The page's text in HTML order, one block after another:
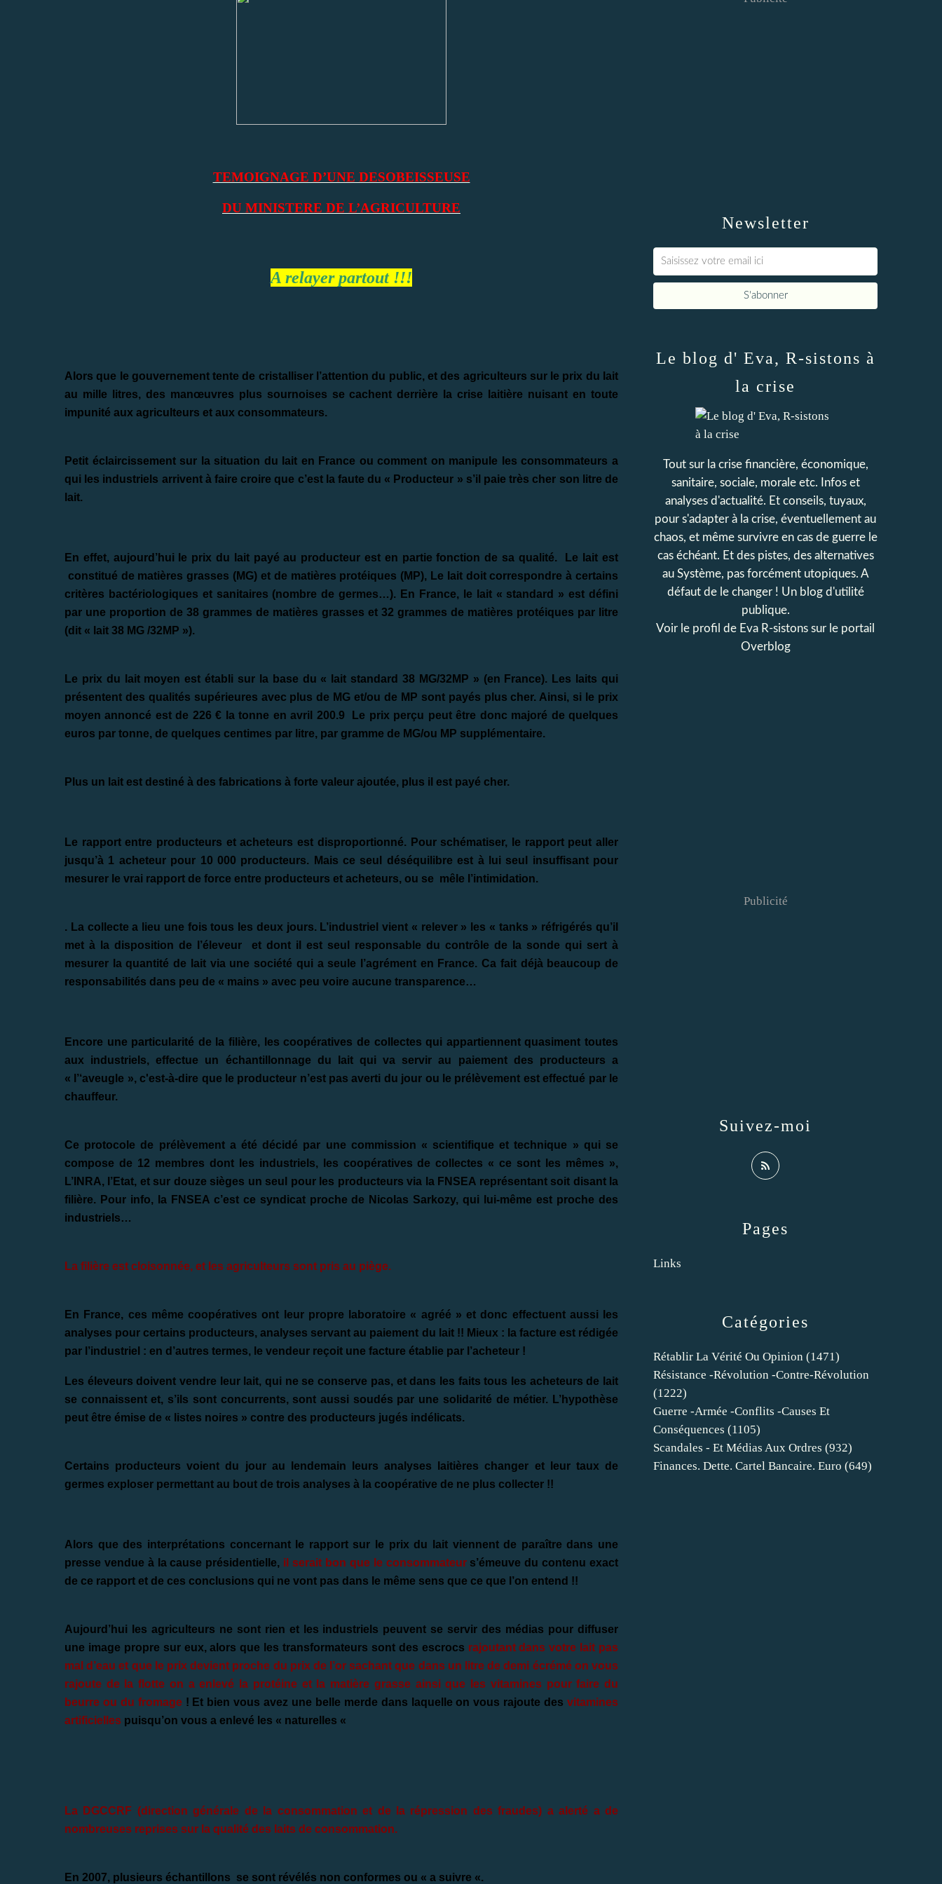
TEMOIGNAGE D’UNE DESOBEISSEUSE
DU MINISTERE DE L’AGRICULTURE
A relayer partout !!!
Alors que le gouvernement tente de cristalliser l’attention du public, et des agriculteurs sur le prix du lait
au mille litres, des manœuvres plus sournoises se cachent derrière la crise laitière nuisant en toute
impunité aux agriculteurs et aux consommateurs.
Petit éclaircissement sur la situation du lait en France ou comment on manipule les consommateurs a
qui les industriels arrivent à faire croire que c’est la faute du « Producteur » s’il paie très cher son litre de
lait.
En effet, aujourd’hui le prix du lait payé au producteur est en partie fonction de sa qualité. Le lait est
constitué de matières grasses (MG) et de matières protéiques (MP), Le lait doit correspondre à certains
critères bactériologiques et sanitaires (nombre de germes…). En France, le lait « standard » est défini
par une proportion de 38 grammes de matières grasses et 32 grammes de matières protéiques par litre
(dit « lait 38 MG /32MP »).
Le prix du lait moyen est établi sur la base du « lait standard 38 MG/32MP » (en France). Les laits qui
présentent des qualités supérieures avec plus de MG et/ou de MP sont payés plus cher. Ainsi, si le prix
moyen annoncé est de 226 € la tonne en avril 200.9 Le prix perçu peut être donc majoré de quelques
euros par tonne, de quelques centimes par litre, par gramme de MG/ou MP supplémentaire.
Plus un lait est destiné à des fabrications à forte valeur ajoutée, plus il est payé cher.
Le rapport entre producteurs et acheteurs est disproportionné. Pour schématiser, le rapport peut aller
jusqu’à 1 acheteur pour 10 000 producteurs. Mais ce seul déséquilibre est à lui seul insuffisant pour
mesurer le vrai rapport de force entre producteurs et acheteurs, ou se mêle l’intimidation.
. La collecte a lieu une fois tous les deux jours. L’industriel vient « relever » les « tanks » réfrigérés qu’il
met à la disposition de l’éleveur et dont il est seul responsable du contrôle de la sonde qui sert à
mesurer la quantité de lait via une société qui a seule l’agrément en France. Ca fait déjà beaucoup de
responsabilités dans peu de « mains » avec peu voire aucune transparence…
Encore une particularité de la filière, les coopératives de collectes qui appartiennent quasiment toutes
aux industriels, effectue un échantillonnage du lait qui va servir au paiement des producteurs a
« l’‘aveugle », c'est-à-dire que le producteur n’est pas averti du jour ou le prélèvement est effectué par le
chauffeur.
Ce protocole de prélèvement a été décidé par une commission « scientifique et technique » qui se
compose de 12 membres dont les industriels, les coopératives de collectes « ce sont les mêmes »,
L’INRA, l’Etat, et sur douze sièges un seul pour les producteurs via la FNSEA représentant soit disant la
filière. Pour info, la FNSEA c’est ce syndicat proche de Nicolas Sarkozy, qui lui-même est proche des
industriels…
La filière est cloisonnée, et les agriculteurs sont pris au piège.
En France, ces même coopératives ont leur propre laboratoire « agréé » et donc effectuent aussi les
analyses pour certains producteurs, analyses servant au paiement du lait !! Mieux : la facture est rédigée
par l’industriel : en d’autres termes, le vendeur reçoit une facture établie par l’acheteur !
Les éleveurs doivent vendre leur lait, qui ne se conserve pas, et dans les faits tous les acheteurs de lait
se connaissent et, s’ils sont concurrents, sont aussi soudés par une solidarité de métier. L’hypothèse
peut être émise de « listes noires » contre des producteurs jugés indélicats.
Certains producteurs voient du jour au lendemain leurs analyses laitières changer et leur taux de
germes exploser permettant au bout de trois analyses à la coopérative de ne plus collecter !!
Alors que des interprétations concernant le rapport sur le prix du lait viennent de paraître dans une
presse vendue à la cause présidentielle, il serait bon que le consommateur s’émeuve du contenu exact
de ce rapport et de ces conclusions qui ne vont pas dans le même sens que ce que l’on entend !!
Aujourd’hui les agriculteurs ne sont rien et les industriels peuvent se servir des médias pour diffuser
une image propre sur eux, alors que les transformateurs sont des escrocs rajoutant dans votre lait pas
mal d’eau et que le prix devient proche du prix de l’or sachant que dans un litre de demi écrémé on vous
rajoute de la flotte on a enlevé la protéine et la matière grasse ainsi que les vitamines pour faire du
beurre ou du fromage! Et bien vous avez une belle merde dans laquelle on vous rajoute desvitamines
artificielles puisqu’on vous a enlevé les « naturelles «
La DGCCRF (direction générale de la consommation et de la répression des fraudes) a alerté a de
nombreuses reprises sur la qualité des laits de consommation.
En 2007, plusieurs échantillons se sont révélés non conformes ou « a suivre «.
Newsletter
Catégories
Rétablir La Vérité Ou Opinion (1471)
Résistance -révolution -contre-Révolution
(1222)
Guerre -armée -conflits -causes Et
Conséquences (1105)
Scandales - Et Médias Aux Ordres (932)
Finances. Dette. Cartel Bancaire. Euro (649)
Pages
Links
Le blog d' Eva, R-sistons à
la crise
Tout sur la crise financière, économique,
sanitaire, sociale, morale etc. Infos et
analyses d'actualité. Et conseils, tuyaux,
pour s'adapter à la crise, éventuellement au
chaos, et même survivre en cas de guerre le
cas échéant. Et des pistes, des alternatives
au Système, pas forcément utopiques. A
défaut de le changer ! Un blog d'utilité
publique.
Voir le profil de Eva R-sistons sur le portail
Overblog
Suivez-moi
Publicité